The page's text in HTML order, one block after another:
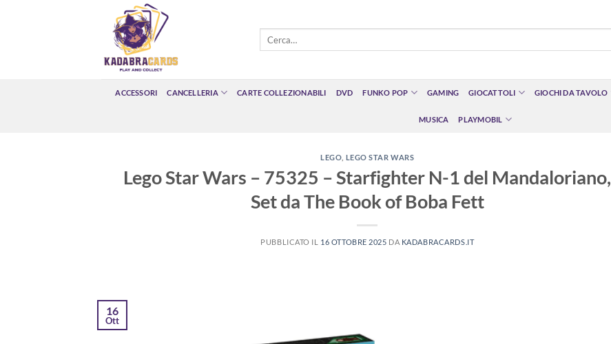
ACCESSORI CANCELLERIA CARTE COLLEZIONABILI DVD FUNKO POP GAMING GIOCATTOLI GIOCHI DA TAVOLO
MUSICA PLAYMOBIL
LEGO LEGO STAR WARS
Lego Star Wars – 75325 – Starfighter N-1 del Mandaloriano,
Set da The Book of Boba Fett
PUBBLICATO IL 16 OTTOBRE 2025 DA KADABRACARDS.IT
16
Ott